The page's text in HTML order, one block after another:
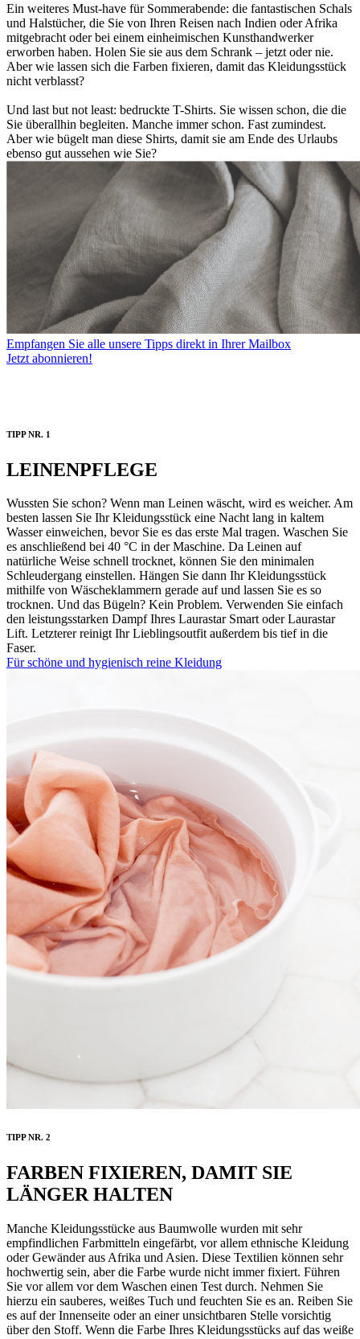
Ein weiteres Must-have für Sommerabende: die fantastischen Schals
und Halstücher, die Sie von Ihren Reisen nach Indien oder Afrika
mitgebracht oder bei einem einheimischen Kunsthandwerker
erworben haben. Holen Sie sie aus dem Schrank – jetzt oder nie.
Aber wie lassen sich die Farben fixieren, damit das Kleidungsstück
nicht verblasst?
Und last but not least: bedruckte T-Shirts. Sie wissen schon, die die
Sie überallhin begleiten. Manche immer schon. Fast zumindest.
Aber wie bügelt man diese Shirts, damit sie am Ende des Urlaubs
ebenso gut aussehen wie Sie?
Empfangen Sie alle unsere Tipps direkt in Ihrer Mailbox
Jetzt abonnieren!
TIPP NR. 1
LEINENPFLEGE
Wussten Sie schon? Wenn man Leinen wäscht, wird es weicher. Am
besten lassen Sie Ihr Kleidungsstück eine Nacht lang in kaltem
Wasser einweichen, bevor Sie es das erste Mal tragen. Waschen Sie
es anschließend bei 40 °C in der Maschine. Da Leinen auf
natürliche Weise schnell trocknet, können Sie den minimalen
Schleudergang einstellen. Hängen Sie dann Ihr Kleidungsstück
mithilfe von Wäscheklammern gerade auf und lassen Sie es so
trocknen. Und das Bügeln? Kein Problem. Verwenden Sie einfach
den leistungsstarken Dampf Ihres Laurastar Smart oder Laurastar
Lift. Letzterer reinigt Ihr Lieblingsoutfit außerdem bis tief in die
Faser.
Für schöne und hygienisch reine Kleidung
TIPP NR. 2
FARBEN FIXIEREN, DAMIT SIE
LÄNGER HALTEN
Manche Kleidungsstücke aus Baumwolle wurden mit sehr
empfindlichen Farbmitteln eingefärbt, vor allem ethnische Kleidung
oder Gewänder aus Afrika und Asien. Diese Textilien können sehr
hochwertig sein, aber die Farbe wurde nicht immer fixiert. Führen
Sie vor allem vor dem Waschen einen Test durch. Nehmen Sie
hierzu ein sauberes, weißes Tuch und feuchten Sie es an. Reiben Sie
es auf der Innenseite oder an einer unsichtbaren Stelle vorsichtig
über den Stoff. Wenn die Farbe Ihres Kleidungsstücks auf das weiße